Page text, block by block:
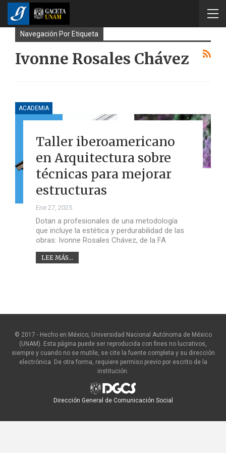
Navegación Por Etiqueta
Ivonne Rosales Chávez
ACADEMIA
Taller iberoamericano
en Arquitectura sobre
técnicas para mejorar
estructuras
Ene 27, 2025
Dotan a profesionales de una metodología
que incluye la estética y perdurabilidad de las
obras: Ivonne Rosales Chávez, de la FA
LEE MÁS...
© 2017 - Hecho en México, Universidad Nacional Autónoma de México
(UNAM). Esta página puede ser reproducida con fines no lucrativos,
siempre y cuando no se mutile, se cite la fuente completa y su dirección
electrónica. De otra forma, requiere permiso previo por escrito de la
institución.
Dirección General de Comunicación Social